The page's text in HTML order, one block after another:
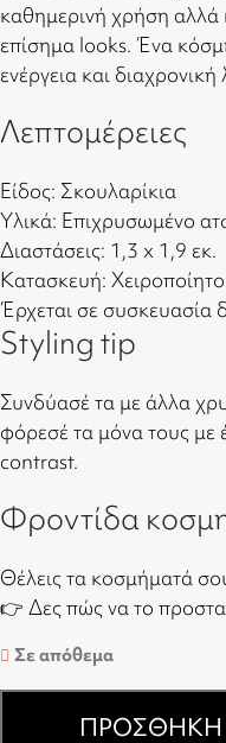
καθημερινή χρήση αλλά
επίσημα looks. Ένα
ενέργεια και
Λεπτομέρειες
Είδος: Σκουλαρίκια
Υλικά: Επιχρυσωμένο
Διαστάσεις: 1,3 x 1,9 εκ.
Κατασκευή:
Έρχεται σε
Styling tip
Συνδύασέ τα με άλλα
φόρεσέ τα μόνα τους
contrast.
Φροντίδα
Θέλεις τα κοσμήματά
👉 Δες πώς να το
Σε απόθεμα
ΠΡΟΣΘΉΚΗ